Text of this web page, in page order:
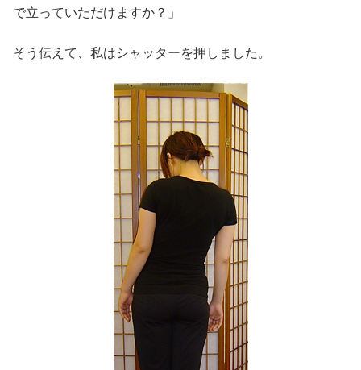
で立っていただけますか？」
そう伝えて、私はシャッターを押しました。